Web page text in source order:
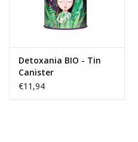
Onze website
Detoxania BIO - Tin
Canister
€11,94